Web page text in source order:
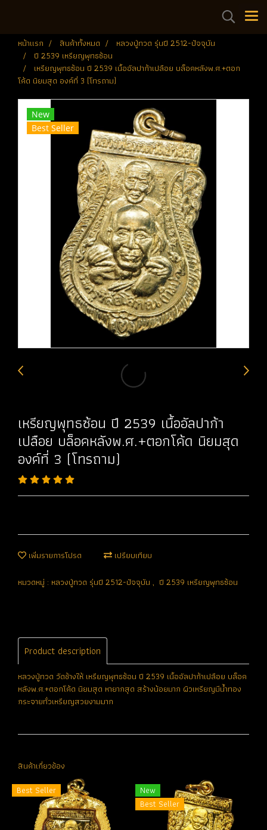
หน้าแรก สินค้าทั้งหมด
หลวงปู่ทวด รุ่นปี 2512-ปัจจุบัน
ปี 2539 เหรียญพุทธซ้อน
เหรียญพุทธซ้อน ปี 2539 เนื้ออัลปาก้าเปลือย บล็อคหลังพ.ศ.+ตอก
โค้ด นิยมสุด องค์ที่ 3 (โทรถาม)
New
Best Seller
เหรียญพุทธซ้อน ปี 2539 เนื้ออัลปาก้า
เปลือย บล็อคหลังพ.ศ.+ตอกโค้ด นิยมสุด
องค์ที่ 3 (โทรถาม)
เพิ่มรายการโปรด เปรียบเทียบ
หมวดหมู่ : หลวงปู่ทวด รุ่นปี 2512-ปัจจุบัน , ปี 2539 เหรียญพุทธซ้อน
Product description
หลวงปู่ทวด วัดช้างให้ เหรียญพุทธซ้อน ปี 2539 เนื้ออัลปาก้าเปลือย บล็อค
หลังพ.ศ.+ตอกโค้ด นิยมสุด หายากสุด สร้างน้อยมาก ผิวเหรียญมีน้ำทอง
กระจายทั่วเหรียญสวยงามมาก
สินค้าเกี่ยวข้อง
Best Seller
New
Best Seller